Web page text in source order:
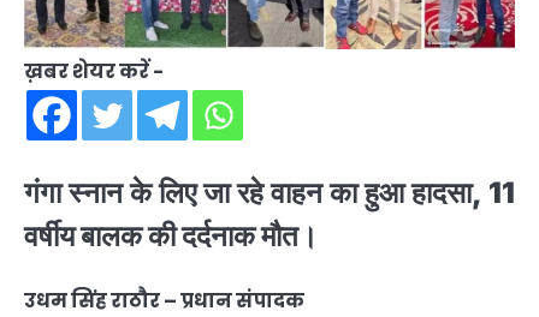
ख़बर शेयर करें -
गंगा स्नान के लिए जा रहे वाहन का हुआ हादसा, 11
वर्षीय बालक की दर्दनाक मौत।
उधम सिंह राठौर – प्रधान संपादक